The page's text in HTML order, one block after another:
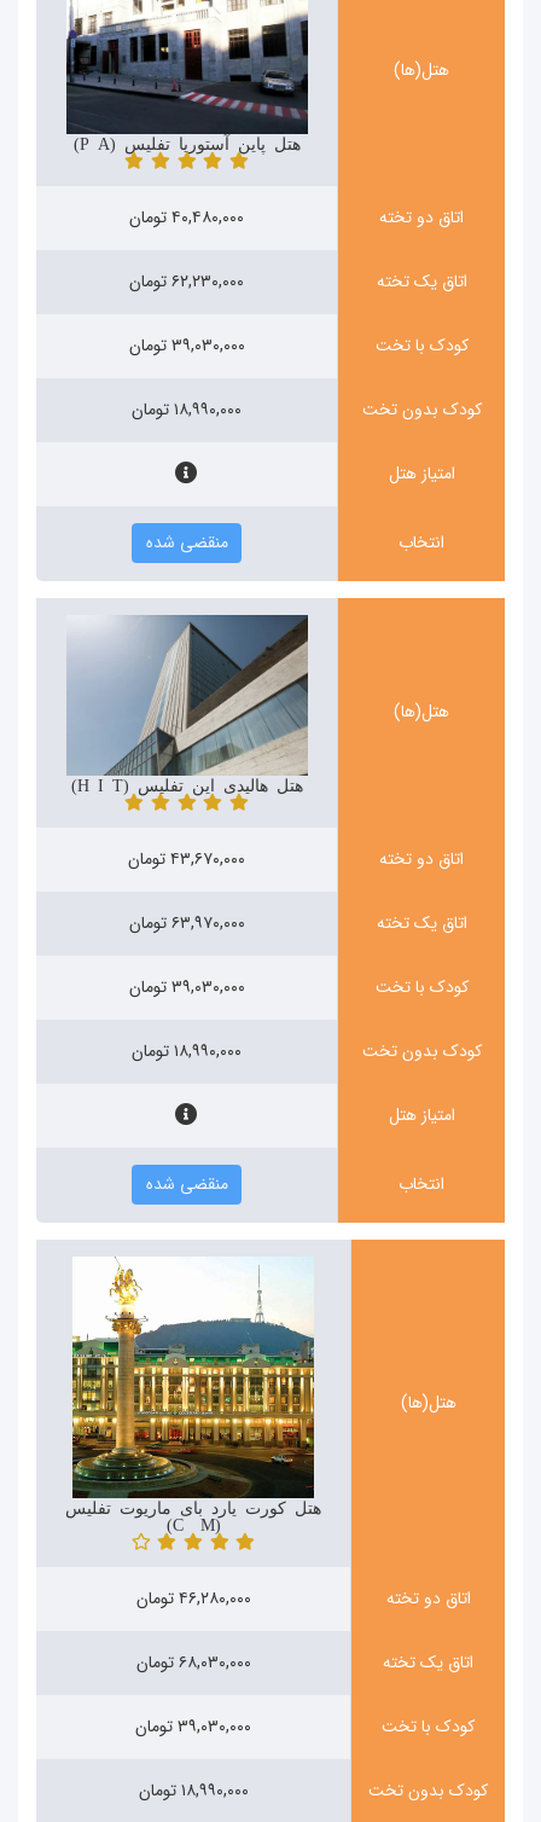
هتل(ها)
هتل پاین آستوریا تفلیس (Pine Astoria)
اتاق دو تخته ۴۰,۴۸۰,۰۰۰ تومان
اتاق یک تخته ۶۲,۲۳۰,۰۰۰ تومان
کودک با تخت ۳۹,۰۳۰,۰۰۰ تومان
کودک بدون تخت ۱۸,۹۹۰,۰۰۰ تومان
امتیاز هتل
انتخاب منقضی شده
هتل(ها)
هتل هالیدی این تفلیس (Holiday Inn Tbilisi)
اتاق دو تخته ۴۳,۶۷۰,۰۰۰ تومان
اتاق یک تخته ۶۳,۹۷۰,۰۰۰ تومان
کودک با تخت ۳۹,۰۳۰,۰۰۰ تومان
کودک بدون تخت ۱۸,۹۹۰,۰۰۰ تومان
امتیاز هتل
انتخاب منقضی شده
هتل(ها)
هتل کورت یارد بای ماریوت تفلیس
(Courtyard by Marriott)
اتاق دو تخته ۴۶,۲۸۰,۰۰۰ تومان
اتاق یک تخته ۶۸,۰۳۰,۰۰۰ تومان
کودک با تخت ۳۹,۰۳۰,۰۰۰ تومان
کودک بدون تخت ۱۸,۹۹۰,۰۰۰ تومان